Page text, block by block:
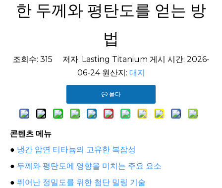
한 두께와 평탄도를 얻는 방
법
조회수: 315 저자: Lasting Titanium 게시 시간: 2026-
06-24 원산지: 대지
묻다
콘텐츠 메뉴
● 냉간 압연 티타늄의 고유한 복잡성
● 두께와 평탄도에 영향을 미치는 주요 요소
● 뛰어난 정밀도를 위한 첨단 밀링 기술